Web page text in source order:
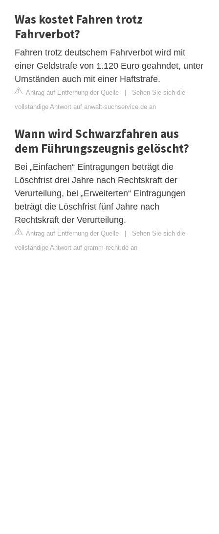
Was kostet Fahren trotz
Fahrverbot?
Fahren trotz deutschem Fahrverbot wird mit
einer Geldstrafe von 1.120 Euro geahndet, unter
Umständen auch mit einer Haftstrafe.
Antrag auf Entfernung der Quelle | Sehen Sie sich die
vollständige Antwort auf anwalt-suchservice.de an
Wann wird Schwarzfahren aus
dem Führungszeugnis gelöscht?
Bei „Einfachen“ Eintragungen beträgt die
Löschfrist drei Jahre nach Rechtskraft der
Verurteilung, bei „Erweiterten“ Eintragungen
beträgt die Löschfrist fünf Jahre nach
Rechtskraft der Verurteilung.
Antrag auf Entfernung der Quelle | Sehen Sie sich die
vollständige Antwort auf gramm-recht.de an